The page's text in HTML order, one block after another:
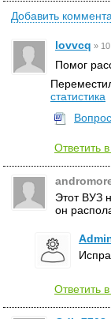
Добавить
lovvcq »
Помог
статистика
Ответить
Этот ВУЗ
он
Ответить